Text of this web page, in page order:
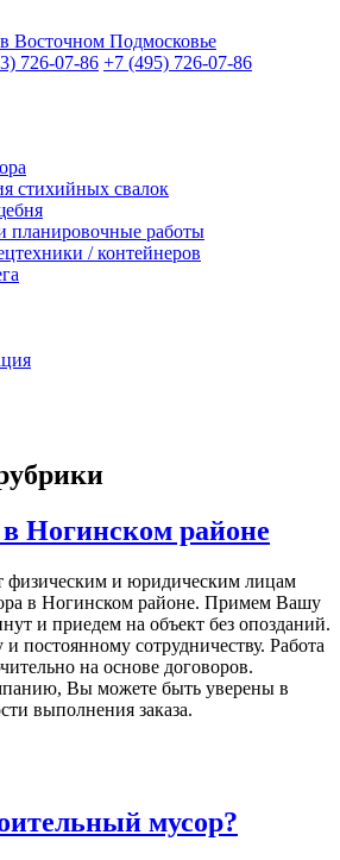
Восточном Подмосковье
726-07-86 +7 (495) 726-07-86
стихийных свалок
планировочные работы
/ контейнеров
Ногинском районе
и юридическим лицам
в Ногинском районе. Примем Вашу
и приедем на объект без опозданий.
постоянному сотрудничеству. Работа
на основе договоров.
Вы можете быть уверены в
выполнения заказа.
мусор?